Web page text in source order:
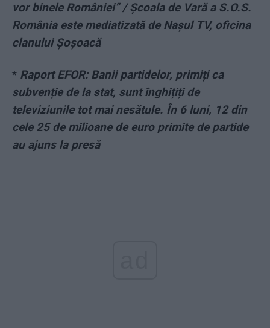
vor binele României” / Școala de Vară a S.O.S.
România este mediatizată de Nașul TV, oficina
clanului Șoșoacă
* Raport EFOR: Banii partidelor, primiți ca
subvenție de la stat, sunt înghițiți de
televiziunile tot mai nesătule. În 6 luni, 12 din
cele 25 de milioane de euro primite de partide
au ajuns la presă